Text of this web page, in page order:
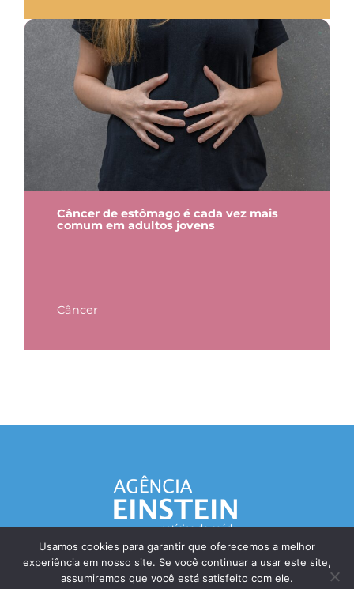
Câncer de estômago é cada vez mais
comum em adultos jovens
Câncer
Responsável Técnico: Dr. Eliezer Silva - CRM: 85148-SP
Usamos cookies para garantir que oferecemos a melhor
experiência em nosso site. Se você continuar a usar este site,
assumiremos que você está satisfeito com ele.